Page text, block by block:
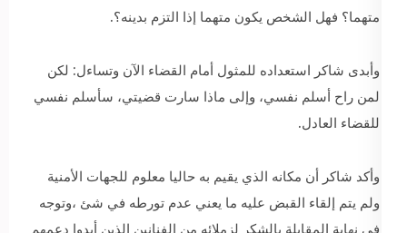
متهما؟ فهل الشخص يكون متهما إذا التزم بدينه؟.
وأبدى شاكر استعداده للمثول أمام القضاء الآن وتساءل: لكن
لمن راح أسلم نفسي، وإلى ماذا سارت قضيتي، سأسلم نفسي
للقضاء العادل.
وأكد شاكر أن مكانه الذي يقيم به حاليا معلوم للجهات الأمنية
ولم يتم إلقاء القبض عليه ما يعني عدم تورطه في شئ ،وتوجه
في نهاية المقابلة بالشكر لزملائه من الفنانين الذين أبدوا دعمهم